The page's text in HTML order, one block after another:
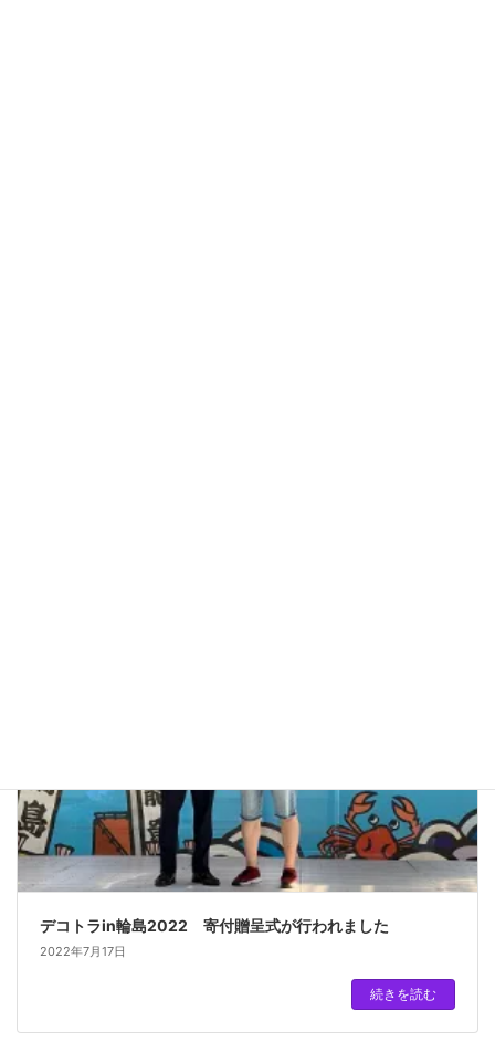
デコトラin輪島2022 寄付贈呈式が行われました
2022年7月17日
続きを読む